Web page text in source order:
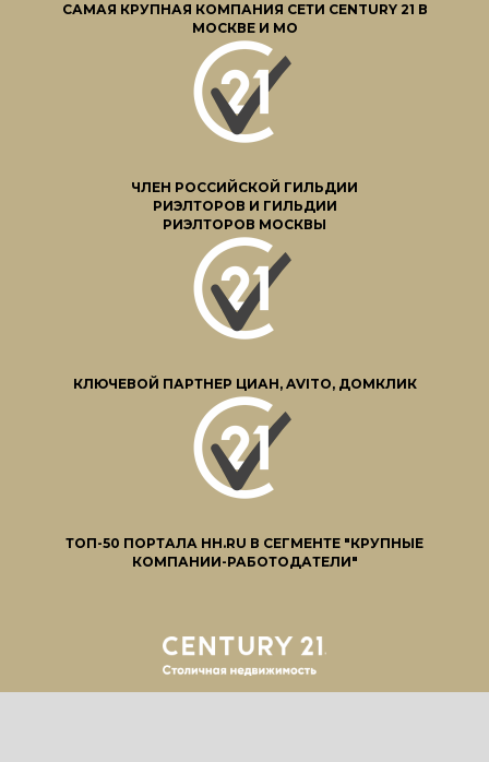
САМАЯ КРУПНАЯ КОМПАНИЯ СЕТИ CENTURY 21 В
МОСКВЕ И МО
ЧЛЕН РОССИЙСКОЙ ГИЛЬДИИ
РИЭЛТОРОВ И ГИЛЬДИИ
РИЭЛТОРОВ МОСКВЫ
КЛЮЧЕВОЙ ПАРТНЕР ЦИАН, AVITO, ДОМКЛИК
ТОП-50 ПОРТАЛА HH.RU В СЕГМЕНТЕ "КРУПНЫЕ
КОМПАНИИ-РАБОТОДАТЕЛИ"